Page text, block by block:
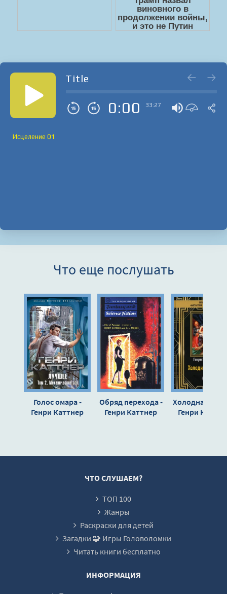
Title
0:00 33:27
Исцеление 01
Что еще послушать
Голос омара -
Генри Каттнер
Обряд перехода -
Генри Каттнер
Холодная
Генри
ЧТО СЛУШАЕМ?
ТОП 100
Жанры
Раскраски для детей
Загадки 🧩 Игры Головоломки
Читать книги бесплатно
ИНФОРМАЦИЯ